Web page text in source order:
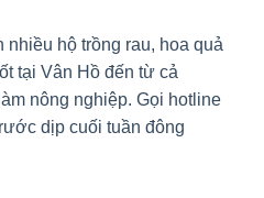
hộ trồng rau, hoa quả
tại Vân Hồ đến từ cả
nông nghiệp. Gọi hotline
dịp cuối tuần đông